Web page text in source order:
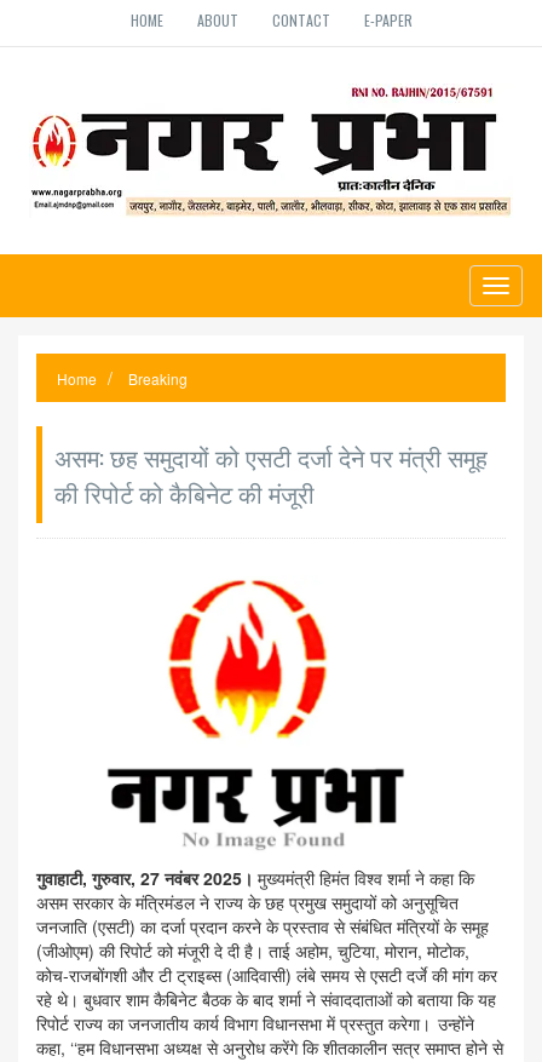
HOME ABOUT CONTACT E-PAPER
Home Breaking
असम: छह समुदायों को एसटी दर्जा देने पर मंत्री समूह
की रिपोर्ट को कैबिनेट की मंजूरी
गुवाहाटी, गुरुवार, 27 नवंबर 2025। मुख्यमंत्री हिमंत विश्व शर्मा ने कहा कि
असम सरकार के मंत्रिमंडल ने राज्य के छह प्रमुख समुदायों को अनुसूचित
जनजाति (एसटी) का दर्जा प्रदान करने के प्रस्ताव से संबंधित मंत्रियों के समूह
(जीओएम) की रिपोर्ट को मंजूरी दे दी है। ताई अहोम, चुटिया, मोरान, मोटोक,
कोच-राजबोंगशी और टी ट्राइब्स (आदिवासी) लंबे समय से एसटी दर्जे की मांग कर
रहे थे। बुधवार शाम कैबिनेट बैठक के बाद शर्मा ने संवाददाताओं को बताया कि यह
रिपोर्ट राज्य का जनजातीय कार्य विभाग विधानसभा में प्रस्तुत करेगा। ⁠उन्होंने
कहा, ‘‘हम विधानसभा अध्यक्ष से अनुरोध करेंगे कि शीतकालीन सत्र समाप्त होने से